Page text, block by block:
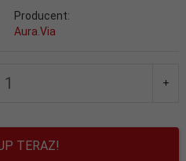
Producent:
Aura.Via
TERAZ!